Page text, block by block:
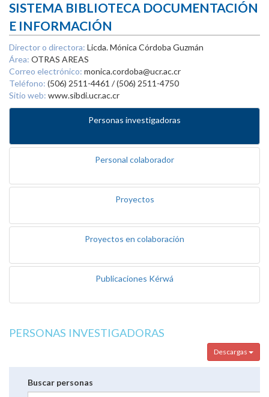
SISTEMA BIBLIOTECA DOCUMENTACIÓN
E INFORMACIÓN
Director o directora: Licda. Mónica Córdoba Guzmán
Área: OTRAS AREAS
Correo electrónico: monica.cordoba@ucr.ac.cr
Teléfono: (506) 2511-4461 / (506) 2511-4750
Sitio web: www.sibdi.ucr.ac.cr
Personas investigadoras
Personal colaborador
Proyectos
Proyectos en colaboración
Publicaciones Kérwá
PERSONAS INVESTIGADORAS
Descargas
Buscar personas